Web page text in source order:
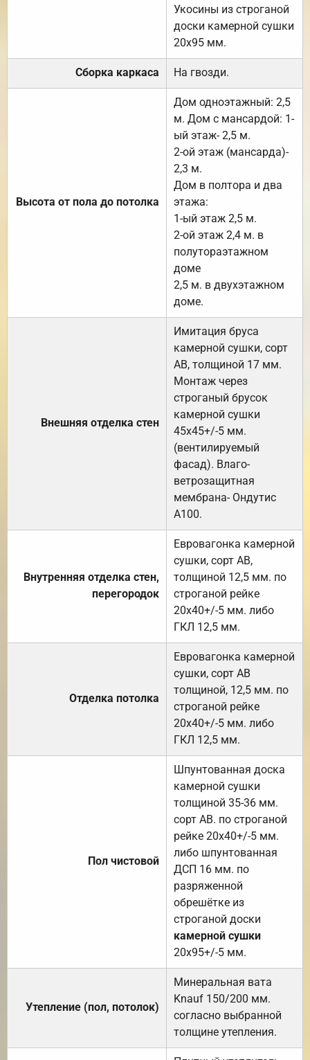
Укосины из строганой
доски камерной сушки
20х95 мм.
Сборка каркаса На гвозди.
Высота от пола до потолка
Дом одноэтажный: 2,5
м. Дом с мансардой: 1-
ый этаж- 2,5 м.
2-ой этаж (мансарда)-
2,3 м.
Дом в полтора и два
этажа:
1-ый этаж 2,5 м.
2-ой этаж 2,4 м. в
полутораэтажном
доме
2,5 м. в двухэтажном
доме.
Внешняя отделка стен
Имитация бруса
камерной сушки, сорт
АВ, толщиной 17 мм.
Монтаж через
строганый брусок
камерной сушки
45х45+/-5 мм.
(вентилируемый
фасад). Влаго-
ветрозащитная
мембрана- Ондутис
А100.
Внутренняя отделка стен,
перегородок
Евровагонка камерной
сушки, сорт АВ,
толщиной 12,5 мм. по
строганой рейке
20х40+/-5 мм. либо
ГКЛ 12,5 мм.
Отделка потолка
Евровагонка камерной
сушки, сорт АВ
толщиной, 12,5 мм. по
строганой рейке
20х40+/-5 мм. либо
ГКЛ 12,5 мм.
Пол чистовой
Шпунтованная доска
камерной сушки
толщиной 35-36 мм.
сорт АВ. по строганой
рейке 20х40+/-5 мм.
либо шпунтованная
ДСП 16 мм. по
разряженной
обрешётке из
строганой доски
камерной сушки
20х95+/-5 мм.
Утепление (пол, потолок)
Минеральная вата
Knauf 150/200 мм.
согласно выбранной
толщине утепления.